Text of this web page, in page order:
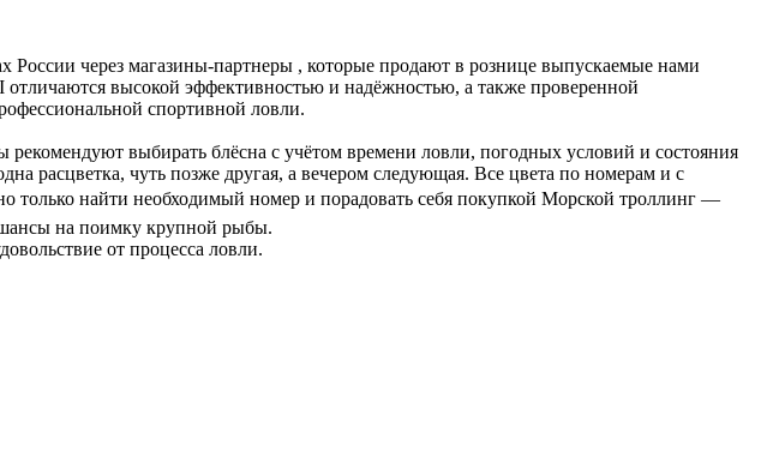
через магазины-партнеры , которые продают в рознице выпускаемые нами
высокой эффективностью и надёжностью, а также проверенной
спортивной ловли.
выбирать блёсна с учётом времени ловли, погодных условий и состояния
расцветка, чуть позже другая, а вечером следующая. Все цвета по номерам и с
только найти необходимый номер и порадовать себя покупкой Морской троллинг —
на поимку крупной рыбы.
от процесса ловли.